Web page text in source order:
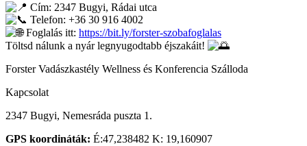
Cím: 2347 Bugyi, Rádai utca
Telefon: +36 30 916 4002
Foglalás itt: https://bit.ly/forster-szobafoglalas
Töltsd nálunk a nyár legnyugodtabb éjszakáit!
Forster Vadászkastély Wellness és Konferencia Szálloda
Kapcsolat
2347 Bugyi, Nemesráda puszta 1.
GPS koordináták: É:47,238482 K: 19,160907